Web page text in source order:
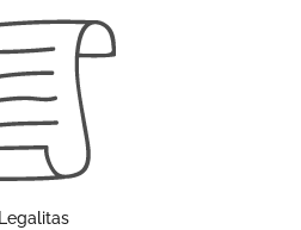
Legalitas